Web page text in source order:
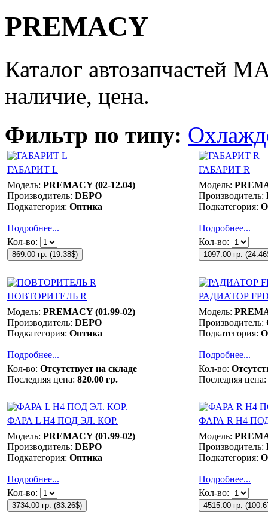
PREMACY
Каталог автозапчастей
наличие, цена.
Фильтр по типу:
ГАБАРИТ L
ГАБАРИТ R
Модель: PREMACY (02-12.04)
Производитель: DEPO
Подкатегория: Оптика
Подробнее...
Модель:
Производитель:
Подкатегория:
Подробнее...
Кол-во:
869.00 гр. (19.38$)
Кол-во:
1097.00 гр. (
ПОВТОРИТЕЛЬ R
РАДИАТОР
Модель: PREMACY (01.99-02)
Производитель: DEPO
Подкатегория: Оптика
Подробнее...
Модель:
Производитель:
Подкатегория:
Подробнее...
Кол-во: Отсутствует на складе
Последняя цена: 820.00 гр.
Кол-во:
Последняя цена:
ФАРА L Н4 ПОД ЭЛ. КОР.
ФАРА R Н4
Модель: PREMACY (01.99-02)
Производитель: DEPO
Подкатегория: Оптика
Подробнее...
Модель:
Производитель:
Подкатегория:
Подробнее...
Кол-во:
3734.00 гр. (83.26$)
Кол-во:
4515.00 гр. (